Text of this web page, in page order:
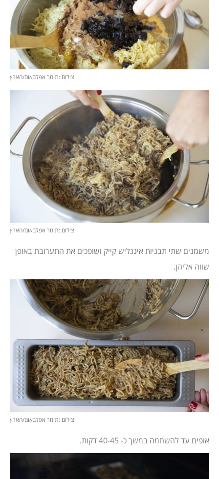
צילום :תומר אפלבאום/הארץ
צילום :תומר אפלבאום/הארץ
משמנים שתי תבניות אינגליש קייק ושופכים את התערובת באופן
שווה אליהן.
צילום :תומר אפלבאום/הארץ
אופים עד להשחמה במשך כ- 40-45 דקות.